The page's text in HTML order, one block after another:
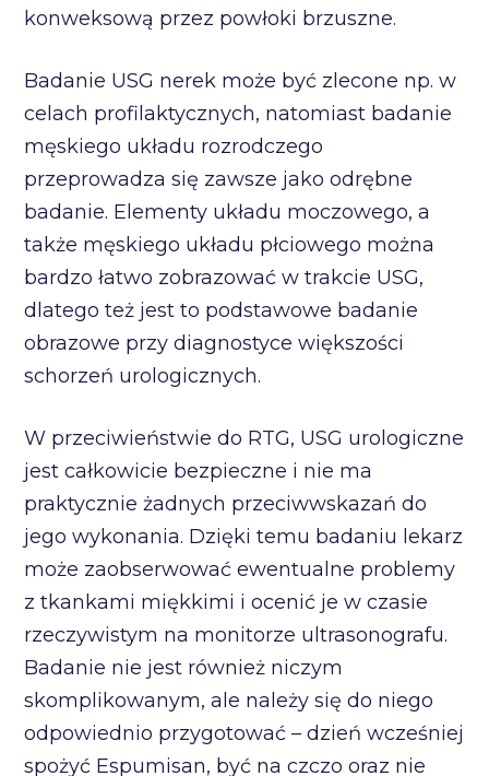
konweksową przez powłoki brzuszne.
Badanie USG nerek może być zlecone np. w
celach profilaktycznych, natomiast badanie
męskiego układu rozrodczego
przeprowadza się zawsze jako odrębne
badanie. Elementy układu moczowego, a
także męskiego układu płciowego można
bardzo łatwo zobrazować w trakcie USG,
dlatego też jest to podstawowe badanie
obrazowe przy diagnostyce większości
schorzeń urologicznych.
W przeciwieństwie do RTG, USG urologiczne
jest całkowicie bezpieczne i nie ma
praktycznie żadnych przeciwwskazań do
jego wykonania. Dzięki temu badaniu lekarz
może zaobserwować ewentualne problemy
z tkankami miękkimi i ocenić je w czasie
rzeczywistym na monitorze ultrasonografu.
Badanie nie jest również niczym
skomplikowanym, ale należy się do niego
odpowiednio przygotować – dzień wcześniej
spożyć Espumisan, być na czczo oraz nie